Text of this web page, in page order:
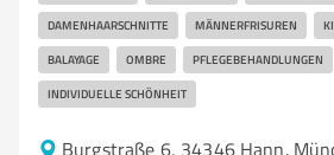
DAMENHAARSCHNITTE MÄNNERFRISUREN
BALAYAGE OMBRE PFLEGEBEHANDLUNGEN
INDIVIDUELLE SCHÖNHEIT
Burgstraße 6, 34346 Hann.